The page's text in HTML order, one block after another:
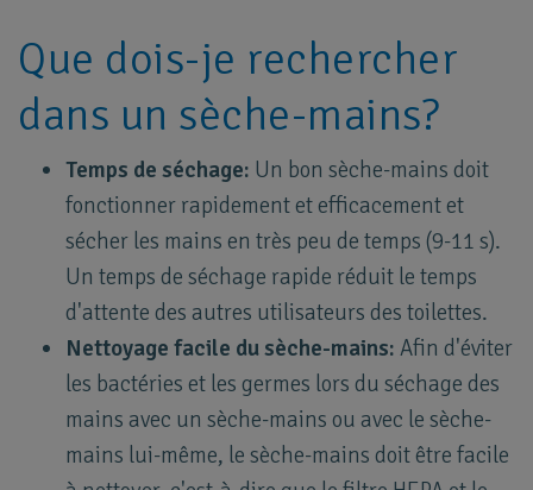
Que dois-je rechercher
dans un sèche-mains?
Temps de séchage: Un bon sèche-mains doit
fonctionner rapidement et efficacement et
sécher les mains en très peu de temps (9-11 s).
Un temps de séchage rapide réduit le temps
d'attente des autres utilisateurs des toilettes.
Nettoyage facile du sèche-mains: Afin d'éviter
les bactéries et les germes lors du séchage des
mains avec un sèche-mains ou avec le sèche-
mains lui-même, le sèche-mains doit être facile